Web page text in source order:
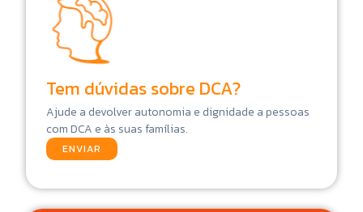
Tem dúvidas sobre DCA?
Ajude a devolver autonomia e dignidade a pessoas
com DCA e às suas famílias.
ENVIAR